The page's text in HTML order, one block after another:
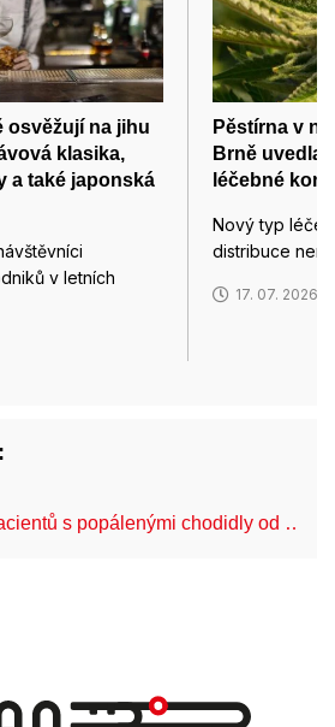
osvěžují na jihu
klasika,
a také japonská
v letních
Pěstírna v
Brně uvedla
léčebné
Nový typ
distribuce
17. 07. 2026
s popálenými chodidly od …